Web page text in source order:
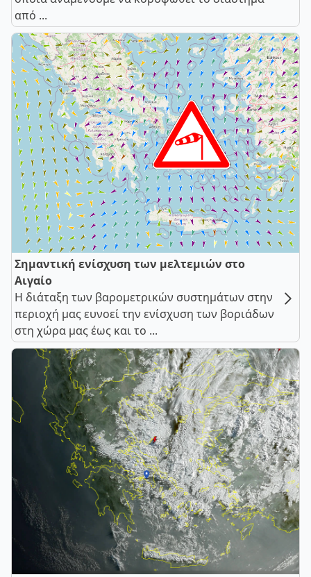
από ...
Σημαντική ενίσχυση των μελτεμιών στο
Αιγαίο
Η διάταξη των βαρομετρικών συστημάτων στην
περιοχή μας ευνοεί την ενίσχυση των βοριάδων
στη χώρα μας έως και το ...